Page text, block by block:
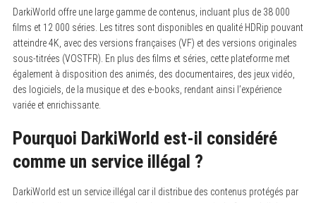
DarkiWorld offre une large gamme de contenus, incluant plus de 38 000
films et 12 000 séries. Les titres sont disponibles en qualité HDRip pouvant
atteindre 4K, avec des versions françaises (VF) et des versions originales
sous-titrées (VOSTFR). En plus des films et séries, cette plateforme met
également à disposition des animés, des documentaires, des jeux vidéo,
des logiciels, de la musique et des e-books, rendant ainsi l’expérience
variée et enrichissante.
Pourquoi DarkiWorld est-il considéré
comme un service illégal ?
DarkiWorld est un service illégal car il distribue des contenus protégés par